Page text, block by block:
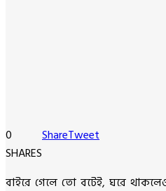
0
SHARES
ShareTweet
বাইরে গেলে তো বটেই, ঘরে